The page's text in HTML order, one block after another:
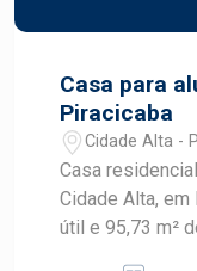
praticidade e
Casa para
Piracicaba
Cidade Alta -
Casa
Cidade Alta, em
útil e 95,73 m²